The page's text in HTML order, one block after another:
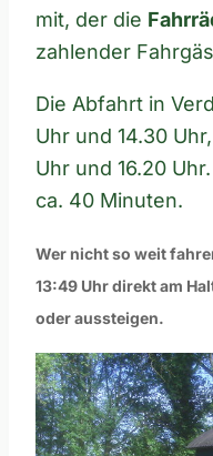
mit, der die
zahlender
Die Abfahrt in
Uhr und 14.30
Uhr und 16.20
ca. 40 Minuten.
Wer nicht so weit
13:49 Uhr direkt am
oder aussteigen.